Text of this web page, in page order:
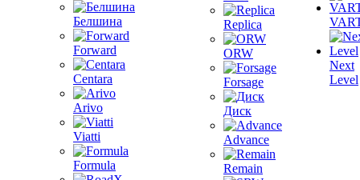
Белшина
Forward
Centara
Arivo
Viatti
Formula
Replica
ORW
Forsage
Диск
Advance
Remain
Next
Level